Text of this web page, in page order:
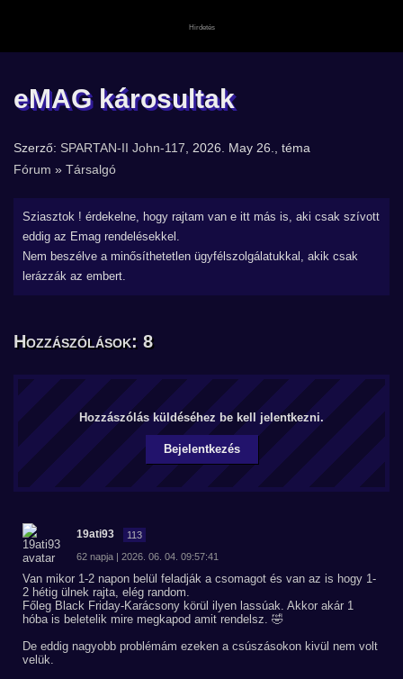
eMAG károsultak
Szerző: SPARTAN-II John-117 , 2026. May 26., téma
Fórum » Társalgó
Sziasztok ! érdekelne, hogy rajtam van e itt más is, aki csak szívott
eddig az Emag rendelésekkel.
Nem beszélve a minősíthetetlen ügyfélszolgálatukkal, akik csak
lerázzák az embert.
Hozzászólások: 8
Hozzászólás küldéséhez be kell jelentkezni.
Bejelentkezés
19ati93 113
62 napja | 2026. 06. 04. 09:57:41
Van mikor 1-2 napon belül feladják a csomagot és van az is hogy 1-
2 hétig ülnek rajta, elég random.
Főleg Black Friday-Karácsony körül ilyen lassúak. Akkor akár 1
hóba is beletelik mire megkapod amit rendelsz. 🤣
De eddig nagyobb problémám ezeken a csúszásokon kivül nem volt
velük.